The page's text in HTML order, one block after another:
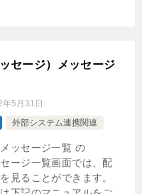
セージ）メッセージ
5月31日
外部システム連携関連
ッセージ一覧 の
ージ一覧画面では、配
見ることができます。